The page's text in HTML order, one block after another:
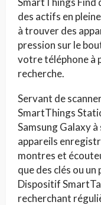
des actifs en
à trouver des
pression sur le
votre téléphone à
recherche.
Servant de
SmartThings
Samsung Galaxy
appareils
montres et
que des clés ou
Dispositif
recherchant